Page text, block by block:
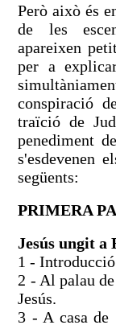
Però això és
de les
apareixen
per a
conspiració
traïció de
penediment
s'esdevenen
següents:
PRIMERA
Jesús ungit a
1 -
2 - Al palau
Jesús.
3 - A casa de